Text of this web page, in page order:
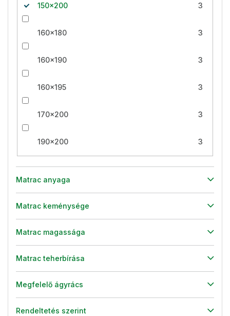
150x200 3
160x180 3
160x190 3
160x195 3
170x200 3
190x200 3
Matrac anyaga
Matrac keménysége
Matrac magassága
Matrac teherbírása
Megfelelő ágyrács
Rendeltetés szerint